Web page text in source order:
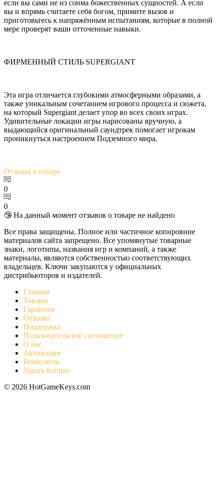
если вы сами не из сонма божественных сущностей. А если
вы и впрямь считаете себя богом, примите вызов и
приготовьтесь к напряжённым испытаниям, которые в полной
мере проверят ваши отточенные навыки.
ФИРМЕННЫЙ СТИЛЬ SUPERGIANT
Эта игра отличается глубокими атмосферными образами, а
также уникальным сочетанием игрового процесса и сюжета,
на который Supergiant делает упор во всех своих играх.
Удивительные локации игры нарисованы вручную, а
выдающийся оригинальный саундтрек помогает игрокам
проникнуться настроением Подземного мира.
Отзывы о товаре
0
0
🤥 На данный момент отзывов о товаре не найдено
Все права защищены. Полное или частичное копировние
материалов сайта запрещено. Все упомянутые товарные
знаки, логотипы, названия игр и компаний, а также
материалы, являются собственностью соответствующих
владельцев. Ключи закупаются у официальных
дистрибьюторов и издателей.
Главная
Товары
Гарантии
Отзывы
Поддержка
Пользовательское соглашение
О нас
Активация
Реквизиты
Задать вопрос
© 2026 HotGameKeys.com